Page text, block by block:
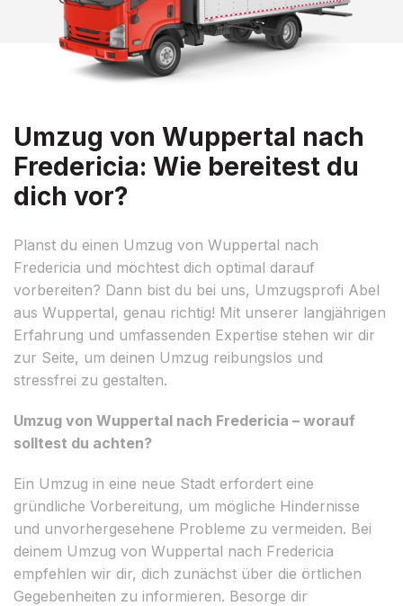
Umzug von Wuppertal nach
Fredericia: Wie bereitest du
dich vor?
Planst du einen Umzug von Wuppertal nach
Fredericia und möchtest dich optimal darauf
vorbereiten? Dann bist du bei uns, Umzugsprofi Abel
aus Wuppertal, genau richtig! Mit unserer langjährigen
Erfahrung und umfassenden Expertise stehen wir dir
zur Seite, um deinen Umzug reibungslos und
stressfrei zu gestalten.
Umzug von Wuppertal nach Fredericia – worauf
solltest du achten?
Ein Umzug in eine neue Stadt erfordert eine
gründliche Vorbereitung, um mögliche Hindernisse
und unvorhergesehene Probleme zu vermeiden. Bei
deinem Umzug von Wuppertal nach Fredericia
empfehlen wir dir, dich zunächst über die örtlichen
Gegebenheiten zu informieren. Besorge dir